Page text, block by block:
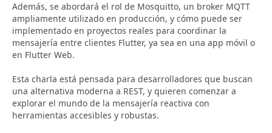
Además, se abordará el rol de Mosquitto, un broker MQTT
ampliamente utilizado en producción, y cómo puede ser
implementado en proyectos reales para coordinar la
mensajería entre clientes Flutter, ya sea en una app móvil o
en Flutter Web.
Esta charla está pensada para desarrolladores que buscan
una alternativa moderna a REST, y quieren comenzar a
explorar el mundo de la mensajería reactiva con
herramientas accesibles y robustas.